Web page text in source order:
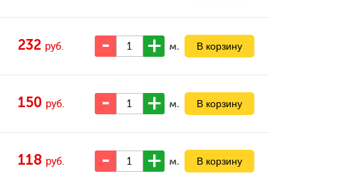
232 руб. м.
150 руб. м.
118 руб. м.